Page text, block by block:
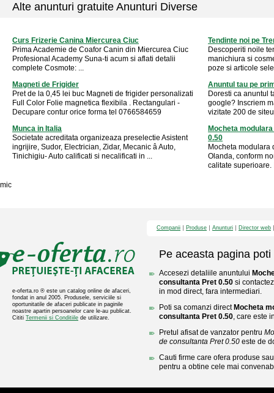
Alte anunturi gratuite Anunturi Diverse
Curs Frizerie Canina Miercurea Ciuc
Prima Academie de Coafor Canin din Miercurea Ciuc
Profesional Academy Suna-ti acum si aflati detalii
complete Cosmote: ...
Tendinte noi pe
Descoperiti noile
manichiura si
poze si articole
Magneti de Frigider
Pret de la 0,45 lei buc Magneti de frigider personalizati
Full Color Folie magnetica flexibila . Rectangulari -
Decupare contur orice forma tel 0766584659
Anuntul tau pe
Doresti ca anuntul
google? Inscriem
vizitate 200 de
Munca in Italia
Societate acreditata organizeaza preselectie Asistent
ingrijire, Sudor, Electrician, Zidar, Mecanic â Auto,
Tinichigiu- Auto calificati si necalificati in ...
Mocheta
0.50
Mocheta modulara
Olanda, conform
calitate superioare.
mic
e-oferta.ro ® este un catalog online de afaceri,
fondat in anul 2005. Produsele, serviciile si
oportunitatile de afaceri publicate in paginile
noastre apartin persoanelor care le-au publicat.
Cititi Termenii si Conditiile de utilizare.
Companii Produse Anunturi Director web
Pe aceasta pagina poti
Accesezi detaliile anuntului
consultanta Pret 0.50 si
in mod direct, fara intermediari.
Poti sa comanzi direct Mocheta
consultanta Pret 0.50, care este
Pretul afisat de vanzator pentru
de consultanta Pret 0.50 este de
Cauti firme care ofera produse
pentru a obtine cele mai